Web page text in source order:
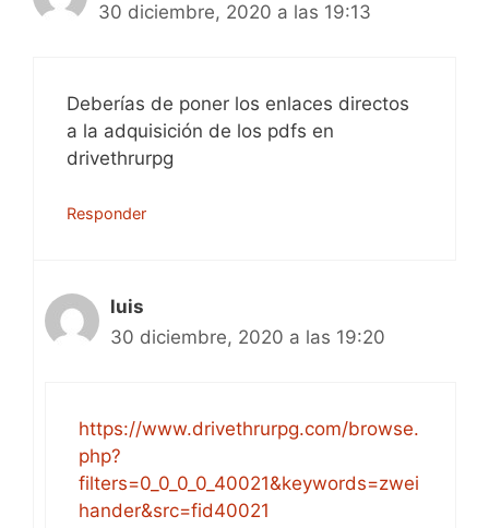
30 diciembre, 2020 a las 19:13
Deberías de poner los enlaces directos
a la adquisición de los pdfs en
drivethrurpg
Responder
luis
30 diciembre, 2020 a las 19:20
https://www.drivethrurpg.com/browse.
php?
filters=0_0_0_0_40021&keywords=zwei
hander&src=fid40021